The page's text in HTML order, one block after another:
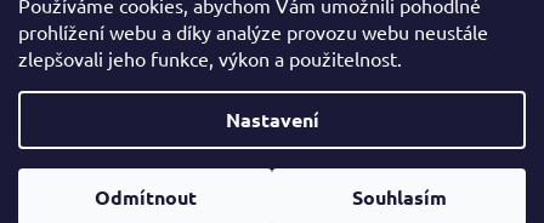
Používáme cookies, abychom Vám umožnili pohodlné
prohlížení webu a díky analýze provozu webu neustále
zlepšovali jeho funkce, výkon a použitelnost.
Nastavení
Odmítnout Souhlasím
Vytvořil Shoptet
. Všechna práva vyhrazena.
Podle zákona o evidenci tržeb je prodávající povinen vystavit
kupujícímu účtenku. Zároveň je povinen zaevidovat přijatou